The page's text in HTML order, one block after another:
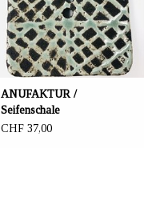
ANUFAKTUR /
Seifenschale
schwarz/hellgrün
CHF 37,00